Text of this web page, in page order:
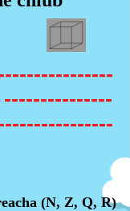
(N, Z, Q, R)